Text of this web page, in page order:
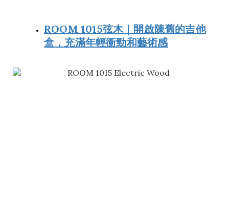
ROOM 1015弦木｜開啟陳舊的吉他
盒，充滿年輕衝勁和藝術感